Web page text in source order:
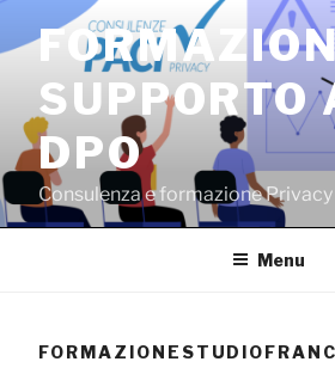
contenuto
SUPPORTO
DPO
Consulenza e formazione Privacy
Menu